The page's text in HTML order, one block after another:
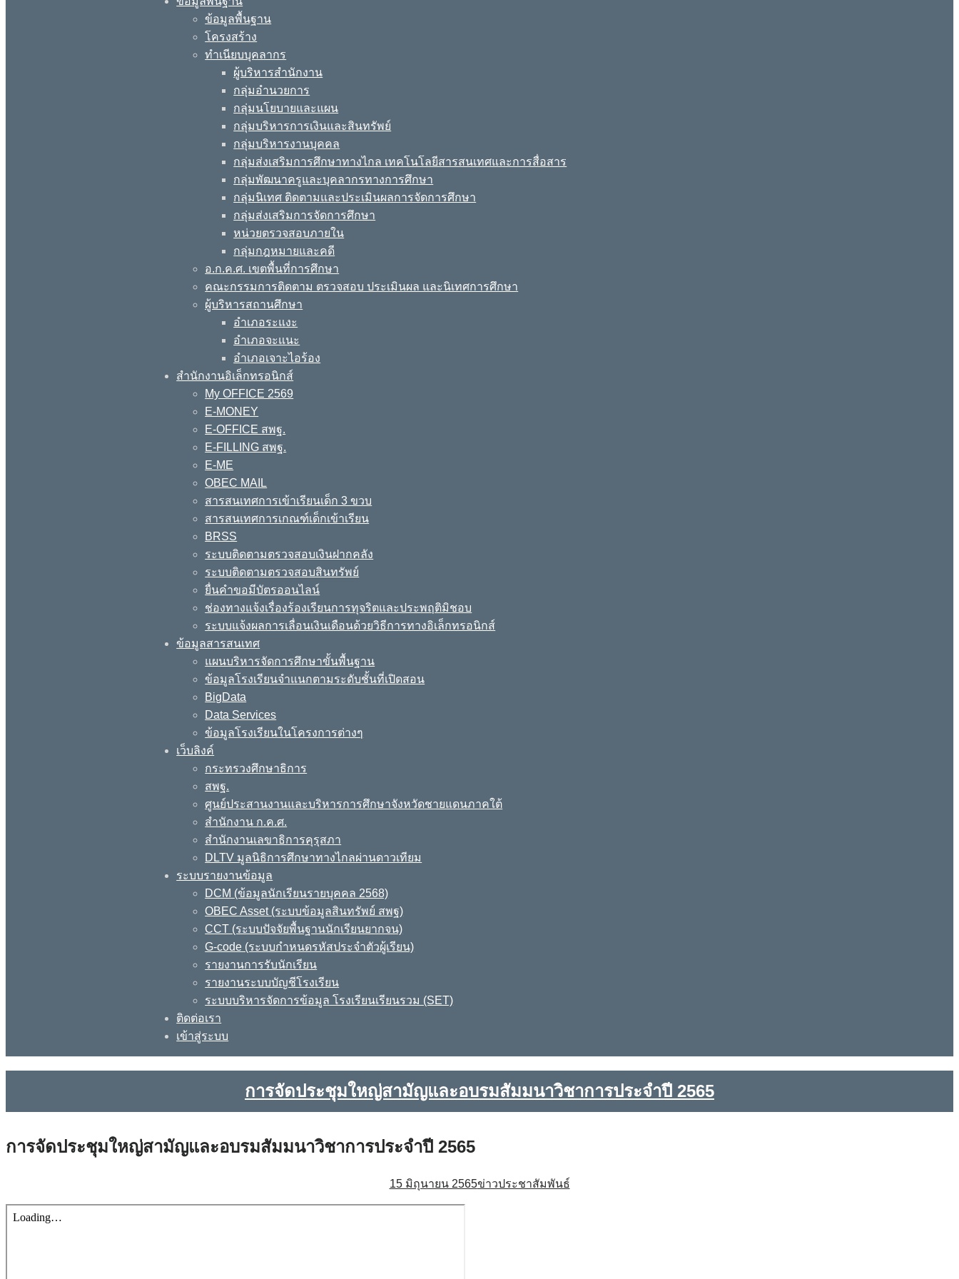
ข้อมูลพื้นฐาน
โครงสร้าง
ทำเนียบบุคลากร
ผู้บริหารสำนักงาน
กลุ่มอำนวยการ
กลุ่มนโยบายและแผน
กลุ่มบริหารการเงินและสินทรัพย์
กลุ่มบริหารงานบุคคล
กลุ่มส่งเสริมการศึกษาทางไกล เทคโนโลยีสารสนเทศและการสื่อสาร
กลุ่มพัฒนาครูและบุคลากรทางการศึกษา
กลุ่มนิเทศ ติดตามและประเมินผลการจัดการศึกษา
กลุ่มส่งเสริมการจัดการศึกษา
หน่วยตรวจสอบภายใน
กลุ่มกฎหมายและคดี
อ.ก.ค.ศ. เขตพื้นที่การศึกษา
คณะกรรมการติดตาม ตรวจสอบ ประเมินผล และนิเทศการศึกษา
ผู้บริหารสถานศึกษา
อำเภอระแงะ
อำเภอจะแนะ
อำเภอเจาะไอร้อง
สำนักงานอิเล็กทรอนิกส์
My OFFICE 2569
E-MONEY
E-OFFICE สพฐ.
E-FILLING สพฐ.
E-ME
OBEC MAIL
สารสนเทศการเข้าเรียนเด็ก 3 ขวบ
สารสนเทศการเกณฑ์เด็กเข้าเรียน
BRSS
ระบบติดตามตรวจสอบเงินฝากคลัง
ระบบติดตามตรวจสอบสินทรัพย์
ยื่นคำขอมีบัตรออนไลน์
ช่องทางแจ้งเรื่องร้องเรียนการทุจริตและประพฤติมิชอบ
ระบบแจ้งผลการเลื่อนเงินเดือนด้วยวิธีการทางอิเล็กทรอนิกส์
ข้อมูลสารสนเทศ
แผนบริหารจัดการศึกษาขั้นพื้นฐาน
ข้อมูลโรงเรียนจำแนกตามระดับชั้นที่เปิดสอน
BigData
Data Services
ข้อมูลโรงเรียนในโครงการต่างๆ
เว็บลิงค์
กระทรวงศึกษาธิการ
สพฐ.
ศูนย์ประสานงานและบริหารการศึกษาจังหวัดชายแดนภาคใต้
สำนักงาน ก.ค.ศ.
สำนักงานเลขาธิการคุรุสภา
DLTV มูลนิธิการศึกษาทางไกลผ่านดาวเทียม
ระบบรายงานข้อมูล
DCM (ข้อมูลนักเรียนรายบุคคล 2568)
OBEC Asset (ระบบข้อมูลสินทรัพย์ สพฐ)
CCT (ระบบปัจจัยพื้นฐานนักเรียนยากจน)
G-code (ระบบกำหนดรหัสประจำตัวผู้เรียน)
รายงานการรับนักเรียน
รายงานระบบบัญชีโรงเรียน
ระบบบริหารจัดการข้อมูล โรงเรียนเรียนรวม (SET)
ติดต่อเรา
เข้าสู่ระบบ
การจัดประชุมใหญ่สามัญและอบรมสัมมนาวิชาการประจำปี 2565
การจัดประชุมใหญ่สามัญและอบรมสัมมนาวิชาการประจำปี 2565
15 มิถุนายน 2565ข่าวประชาสัมพันธ์